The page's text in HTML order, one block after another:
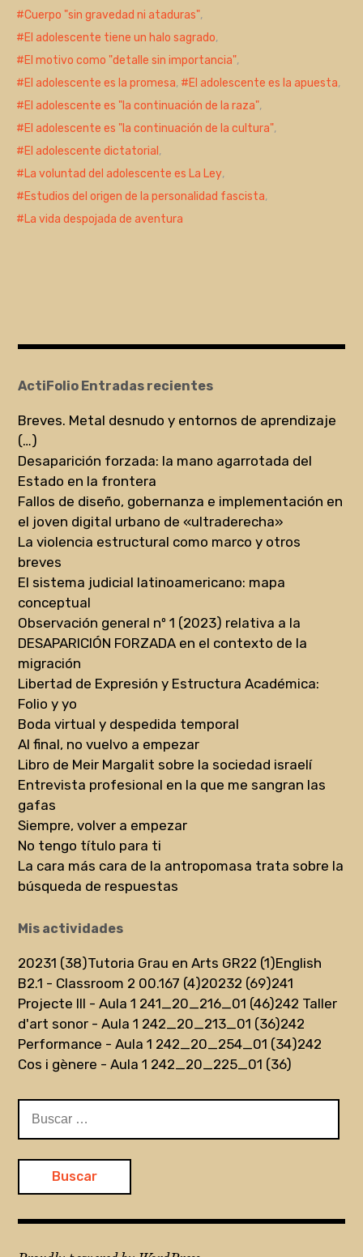
Cuerpo "sin gravedad ni ataduras",
El adolescente tiene un halo sagrado,
El motivo como "detalle sin importancia",
El adolescente es la promesa, El adolescente es la apuesta,
El adolescente es "la continuación de la raza",
El adolescente es "la continuación de la cultura",
El adolescente dictatorial ,
La voluntad del adolescente es La Ley,
Estudios del origen de la personalidad fascista,
La vida despojada de aventura
ActiFolio Entradas recientes
Breves. Metal desnudo y entornos de aprendizaje
(…)
Desaparición forzada: la mano agarrotada del
Estado en la frontera
Fallos de diseño, gobernanza e implementación en
el joven digital urbano de «ultraderecha»
La violencia estructural como marco y otros
breves
El sistema judicial latinoamericano: mapa
conceptual
Observación general nº 1 (2023) relativa a la
DESAPARICIÓN FORZADA en el contexto de la
migración
Libertad de Expresión y Estructura Académica:
Folio y yo
Boda virtual y despedida temporal
Al final, no vuelvo a empezar
Libro de Meir Margalit sobre la sociedad israelí
Entrevista profesional en la que me sangran las
gafas
Siempre, volver a empezar
No tengo título para ti
La cara más cara de la antropomasa trata sobre la
búsqueda de respuestas
Mis actividades
20231 (38)Tutoria Grau en Arts GR22 (1)English
B2.1 - Classroom 2 00.167 (4)20232 (69)241
Projecte III - Aula 1 241_20_216_01 (46)242 Taller
d'art sonor - Aula 1 242_20_213_01 (36)242
Performance - Aula 1 242_20_254_01 (34)242
Cos i gènere - Aula 1 242_20_225_01 (36)